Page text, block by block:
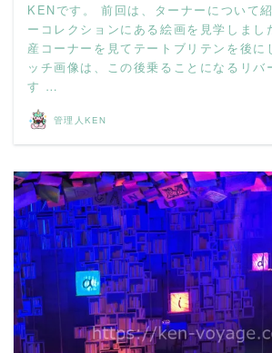
KENです。 前回は、ターナーについて
ーコレクションにある絵画を見学しまし
産コーナーを見てテートブリテンを後に
ッチ画像は、この後乗ることになるリ
す …
管理人KEN
READ MORE